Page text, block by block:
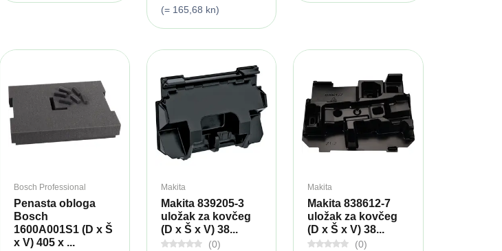
(= 165,68 kn)
Bosch Professional
Penasta obloga
Bosch
1600A001S1 (D x Š
x V) 405 x ...
Makita
Makita 839205-3
uložak za kovčeg
(D x Š x V) 38...
(0)
Makita
Makita 838612-7
uložak za kovčeg
(D x Š x V) 38...
(0)